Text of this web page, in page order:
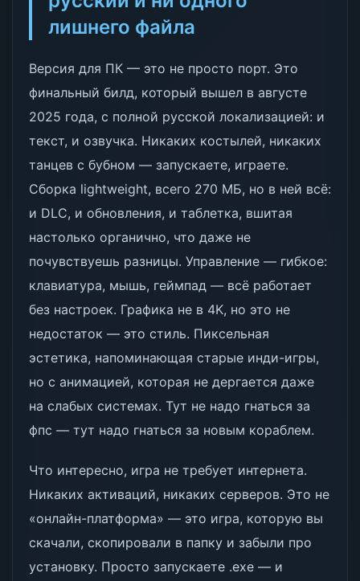
лишнего файла
Версия для ПК — это не просто порт. Это
финальный билд, который вышел в августе
2025 года, с полной русской локализацией: и
текст, и озвучка. Никаких костылей, никаких
танцев с бубном — запускаете, играете.
Сборка lightweight, всего 270 МБ, но в ней всё:
и DLC, и обновления, и таблетка, вшитая
настолько органично, что даже не
почувствуешь разницы. Управление — гибкое:
клавиатура, мышь, геймпад — всё работает
без настроек. Графика не в 4K, но это не
недостаток — это стиль. Пиксельная
эстетика, напоминающая старые инди-игры,
но с анимацией, которая не дергается даже
на слабых системах. Тут не надо гнаться за
фпс — тут надо гнаться за новым кораблем.
Что интересно, игра не требует интернета.
Никаких активаций, никаких серверов. Это не
«онлайн-платформа» — это игра, которую вы
скачали, скопировали в папку и забыли про
установку. Просто запускаете .exe — и